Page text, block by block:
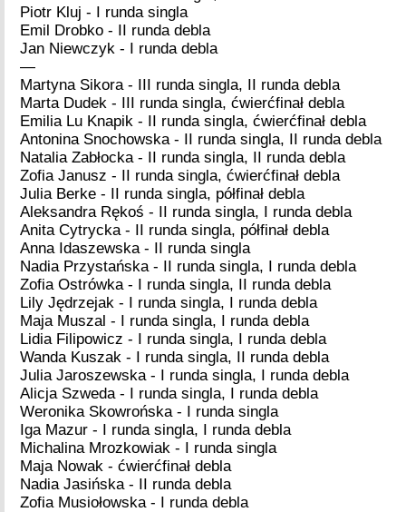
Piotr Kluj - I runda singla
Emil Drobko - II runda debla
Jan Niewczyk - I runda debla
—
Martyna Sikora - III runda singla, II runda debla
Marta Dudek - III runda singla, ćwierćfinał debla
Emilia Lu Knapik - II runda singla, ćwierćfinał debla
Antonina Snochowska - II runda singla, II runda debla
Natalia Zabłocka - II runda singla, II runda debla
Zofia Janusz - II runda singla, ćwierćfinał debla
Julia Berke - II runda singla, półfinał debla
Aleksandra Rękoś - II runda singla, I runda debla
Anita Cytrycka - II runda singla, półfinał debla
Anna Idaszewska - II runda singla
Nadia Przystańska - II runda singla, I runda debla
Zofia Ostrówka - I runda singla, II runda debla
Lily Jędrzejak - I runda singla, I runda debla
Maja Muszal - I runda singla, I runda debla
Lidia Filipowicz - I runda singla, I runda debla
Wanda Kuszak - I runda singla, II runda debla
Julia Jaroszewska - I runda singla, I runda debla
Alicja Szweda - I runda singla, I runda debla
Weronika Skowrońska - I runda singla
Iga Mazur - I runda singla, I runda debla
Michalina Mrozkowiak - I runda singla
Maja Nowak - ćwierćfinał debla
Nadia Jasińska - II runda debla
Zofia Musiołowska - I runda debla